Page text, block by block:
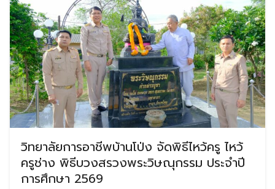
วิทยาลัยการอาชีพบ้านโป่ง จัดพิธีไหว้ครู ไหว้
ครูช่าง พิธีบวงสรวงพระวิษณุกรรม ประจำปี
การศึกษา 2569